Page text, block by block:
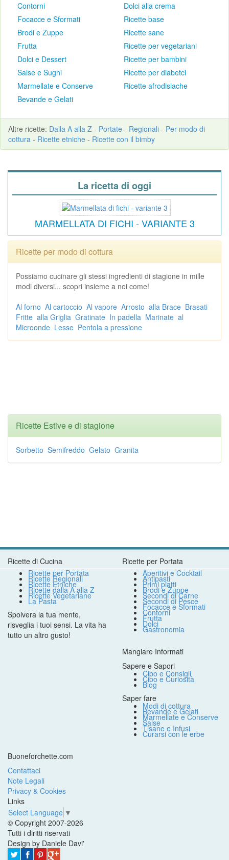
Contorni
Focacce e Sformati
Brodi e Zuppe
Frutta
Dolci e Dessert
Salse e Sughi
Marmellate e Conserve
Bevande e Gelati
Dolci alla crema
Ricette base
Ricette sane
Ricette per vegetariani
Ricette per bambini
Ricette per diabetci
Ricette afrodisiache
Altre ricette: Dalla A alla Z - Portate - Regionali - Per modo di
cottura - Ricette etniche - Ricette con il bimby
La ricetta di oggi
MARMELLATA DI FICHI - VARIANTE 3
Ricette per modo di cottura
Possiamo cucinare gli stessi ingredienti di stagione in mille
modi diversi... scopri insieme a noi come!
Al forno Al cartoccio Al vapore Arrosto alla Brace Brasati
Fritte alla Griglia Gratinate In padella Marinate al
Microonde Lesse Pentola a pressione
Ricette Estive e di stagione
Sorbetto Semifreddo Gelato Granita
Ricette di Cucina
Ricette per Portata
Ricette Regionali
Ricette Etniche
Ricette dalla A alla Z
Ricette Vegetariane
La Pasta
Spolvera la tua mente,
risveglia i tuoi sensi. La vita ha
tutto un altro gusto!
Ricette per Portata
Aperitivi e Cocktail
Antipasti
Primi piatti
Brodi e Zuppe
Secondi di Carne
Secondi di Pesce
Focacce e Sformati
Contorni
Frutta
Dolci
Gastronomia
Mangiare Informati
Sapere e Sapori
Cibo e Consigli
Cibo e Curiosità
Blog
Saper fare
Modi di cottura
Bevande e Gelati
Marmellate e Conserve
Salse
Tisane e Infusi
Curarsi con le erbe
Buoneforchette.com
Contattaci
Note Legali
Privacy & Cookies
Links
Select Language ▼
© Copyright 2007-2026
Tutti i diritti riservati
Design by Daniele Davi'